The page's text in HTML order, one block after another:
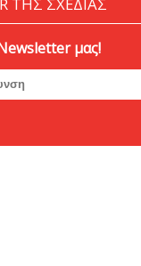
μας!